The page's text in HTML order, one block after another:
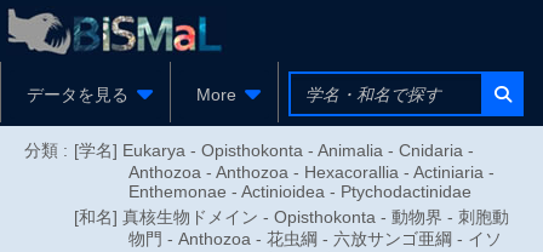
データを見る More
分類 : [学名] Eukarya - Opisthokonta - Animalia - Cnidaria -
Anthozoa - Anthozoa - Hexacorallia - Actiniaria -
Enthemonae - Actinioidea - Ptychodactinidae
[和名] 真核生物ドメイン - Opisthokonta - 動物界 - 刺胞動
物門 - Anthozoa - 花虫綱 - 六放サンゴ亜綱 - イソ